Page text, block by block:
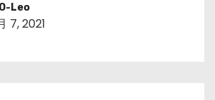
Leo
7, 2021